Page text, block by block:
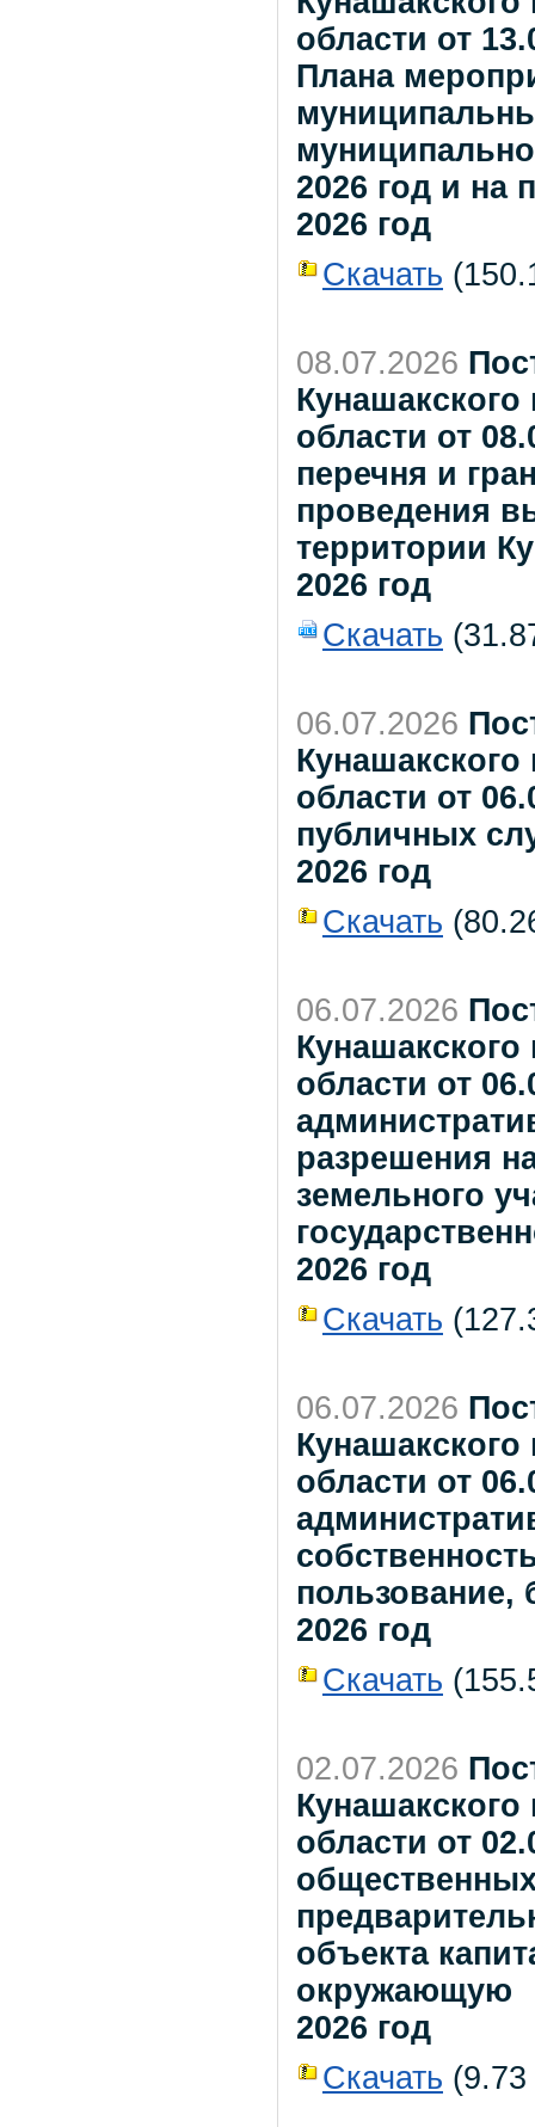
области от
Плана
2026 год и на
2026 год
Скачать
08.07.2026
области от
перечня и
проведения
территории
2026 год
Скачать
06.07.2026
области от
публичных
2026 год
Скачать
06.07.2026
области от
разрешения
земельного
2026 год
Скачать
06.07.2026
области от
пользование,
2026 год
Скачать
02.07.2026
области от
объекта
окружающую
2026 год
Скачать